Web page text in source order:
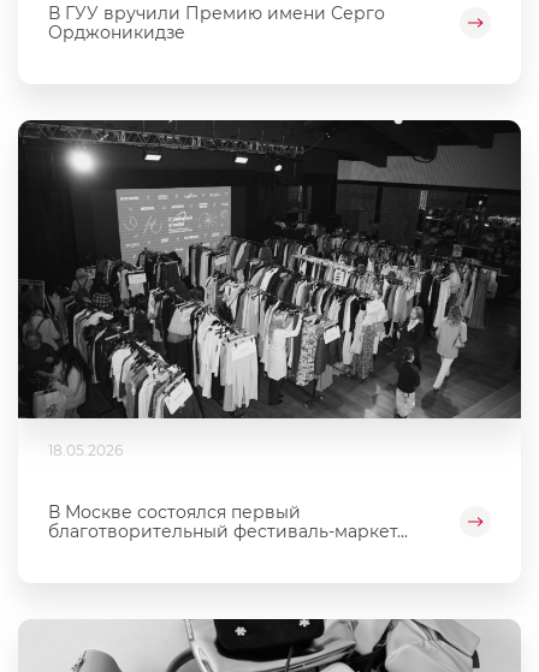
В ГУУ вручили Премию имени Серго
Орджоникидзе
18.05.2026
В Москве состоялся первый
благотворительный фестиваль‑маркет...